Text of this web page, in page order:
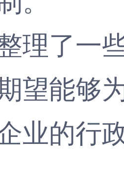
了一
望能够
的行